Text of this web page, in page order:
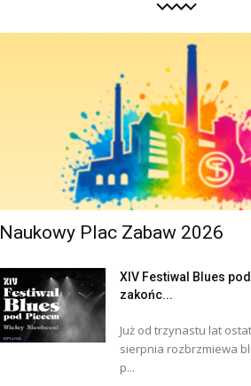
Naukowy Plac Zabaw 2026
XIV Festiwal Blues
zakońc...
Już od trzynastu lat
sierpnia rozbrzmiewa
p...